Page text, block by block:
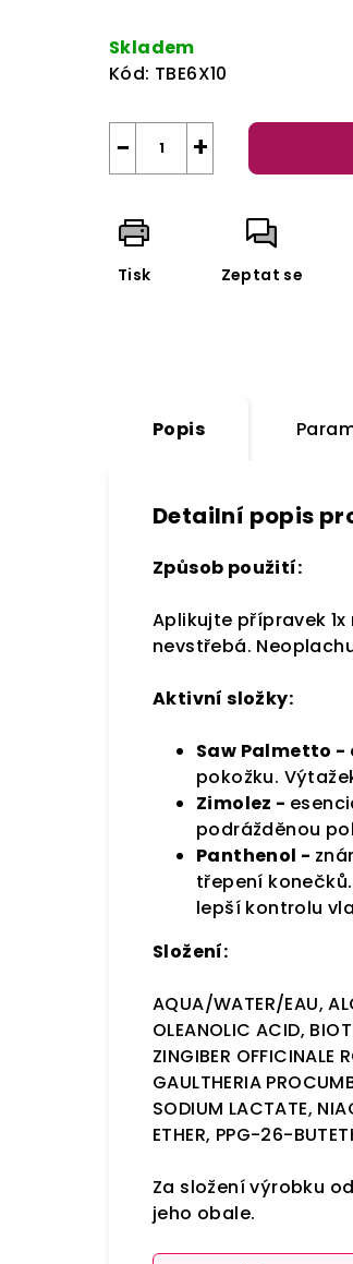
Skladem
Kód: TBE6X10
+
−
Tisk Zeptat se
Popis
Detailní popis
Způsob použití:
Aplikujte přípravek
nevstřebá.
Aktivní složky:
Saw Palmetto -
pokožku.
Zimolez -
podrážděnou
Panthenol -
třepení
lepší kontrolu
Složení:
AQUA/WATER/EAU,
OLEANOLIC ACID,
ZINGIBER OFFICINALE
GAULTHERIA
SODIUM LACTATE,
ETHER, PPG-26-
Za složení výrobku
jeho obale.